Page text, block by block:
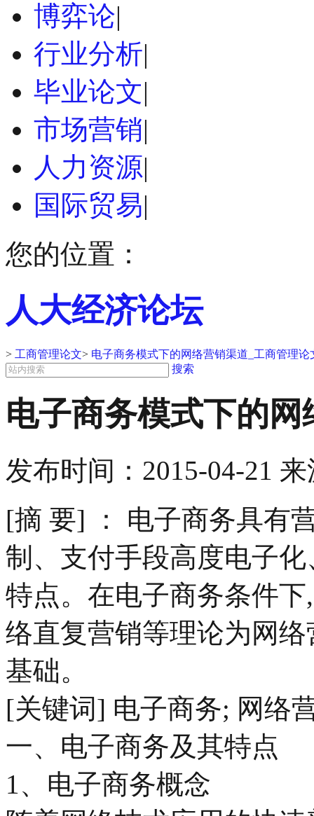
博弈论|
行业分析|
毕业论文|
市场营销|
人力资源|
国际贸易|
您的位置：
人大经济论坛
> 工商管理论文> 电子商务模式下的网络营销渠道_工商管理论
搜索
电子商务模式下的
发布时间： 2015-04-21 来
[摘 要] ： 电子商务具有
制、支付手段高度电子
特点。在电子商务条件
络直复营销等理论为网
基础。
[关键词] 电子商务; 网络
一、电子商务及其特点
1、电子商务概念